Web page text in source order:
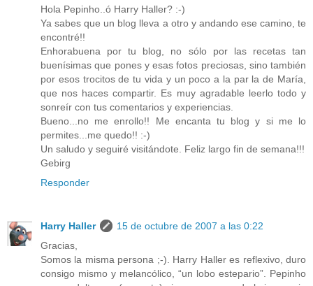
Hola Pepinho..ó Harry Haller? :-)
Ya sabes que un blog lleva a otro y andando ese camino, te
encontré!!
Enhorabuena por tu blog, no sólo por las recetas tan
buenísimas que pones y esas fotos preciosas, sino también
por esos trocitos de tu vida y un poco a la par la de María,
que nos haces compartir. Es muy agradable leerlo todo y
sonreír con tus comentarios y experiencias.
Bueno...no me enrollo!! Me encanta tu blog y si me lo
permites...me quedo!! :-)
Un saludo y seguiré visitándote. Feliz largo fin de semana!!!
Gebirg
Responder
Harry Haller
15 de octubre de 2007 a las 0:22
Gracias,
Somos la misma persona ;-). Harry Haller es reflexivo, duro
consigo mismo y melancólico, “un lobo estepario”. Pepinho